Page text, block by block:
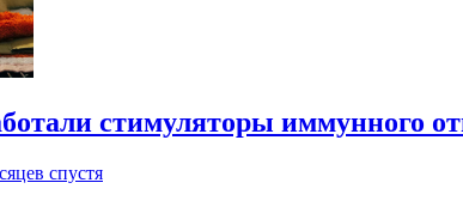
стимуляторы иммунного
спустя